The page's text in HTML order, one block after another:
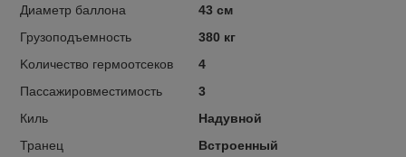
Диаметр баллона
43 см
Грузоподъемность
380 кг
Kоличество гермоотсеков
4
Пассажировместимость
3
Киль
Надувной
Транец
Встроенный